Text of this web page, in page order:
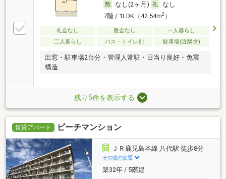
なし(2ヶ月)
なし
7階 / 1LDK（42.54m2）
礼金なし 敷金なし
一人暮らし
二人暮らし
バス・トイレ別 駐車場(近隣含)
出窓・駐車場2台分・管理人常駐・日当り良好・免震
構造
残り5件を表示する
賃貸アパート ピーチマンション
ＪＲ鹿児島本線 八代駅 徒歩8分
その他の交通
築32年 / 5階建